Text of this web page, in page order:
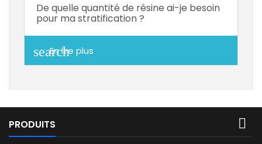
De quelle quantité de résine ai-je besoin
pour ma stratification ?
search
En lire plus
PRODUITS 